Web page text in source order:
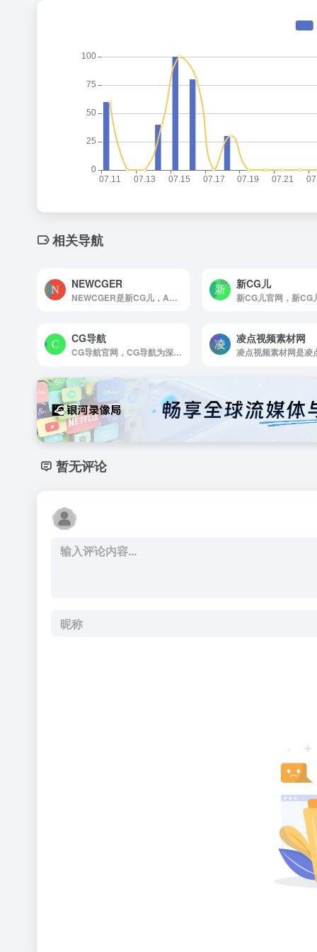
相关导航
NEWCGER
NEWCGER是新CG儿，AE模板视频素材
新CG儿
CG导航
CG导航官网，CG导航为深夜CG工作室推出的CG行业版，是国内收录内容的CG导航，集合了全球各大cg类网站，为广大影视后期，cg领域从业人员提供便捷的上网服务。是最实用，最全面，最好用的CG导航！
凌点视频素材网
暂无评论